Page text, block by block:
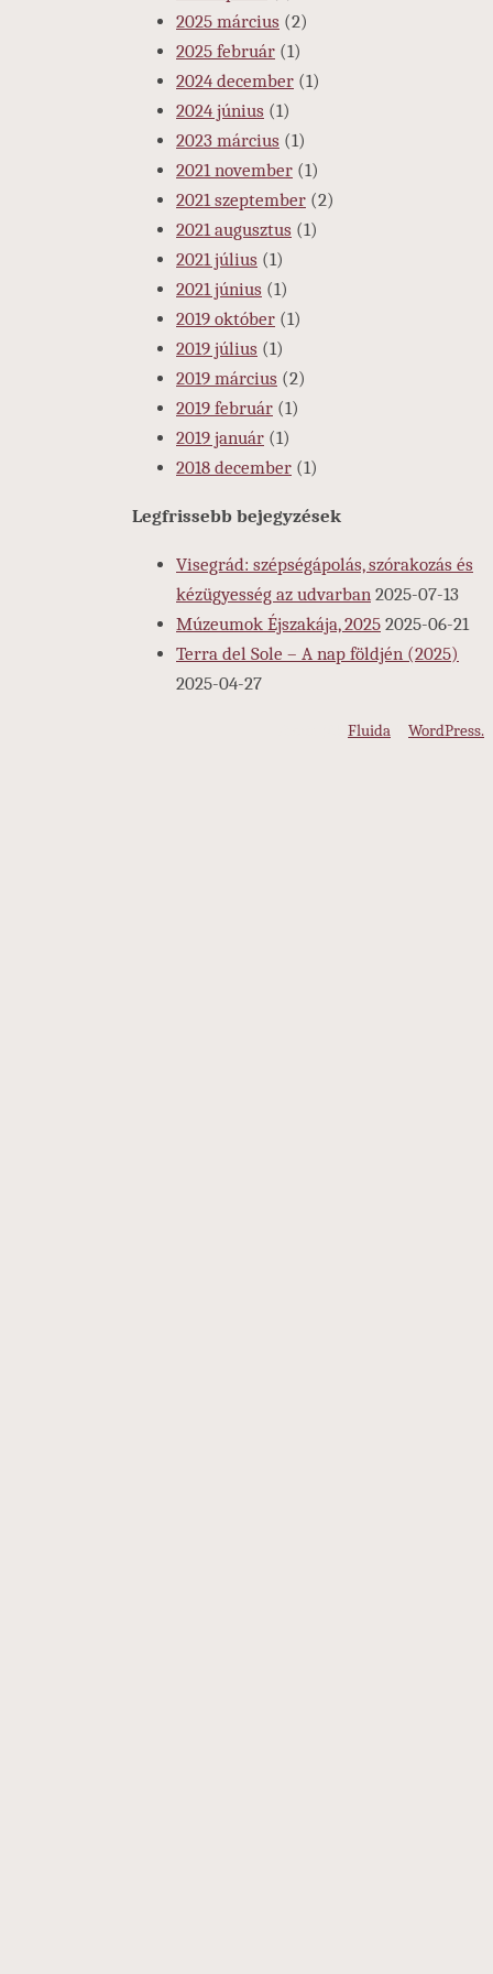
2025 március (2)
2025 február (1)
2024 december (1)
2024 június (1)
2023 március (1)
2021 november (1)
2021 szeptember (2)
2021 augusztus (1)
2021 július (1)
2021 június (1)
2019 október (1)
2019 július (1)
2019 március (2)
2019 február (1)
2019 január (1)
2018 december (1)
Legfrissebb bejegyzések
Visegrád: szépségápolás, szórakozás és
kézügyesség az udvarban 2025-07-13
Múzeumok Éjszakája, 2025 2025-06-21
Terra del Sole – A nap földjén (2025)
2025-04-27
Fluida WordPress.